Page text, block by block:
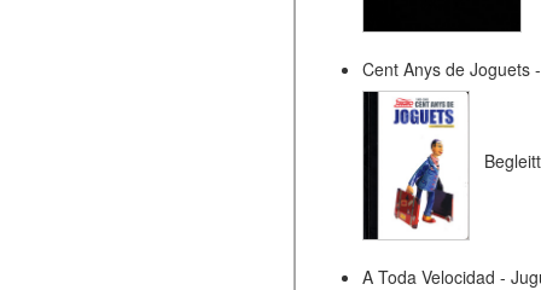
Cent Anys de Joguets
A Toda Velocidad -